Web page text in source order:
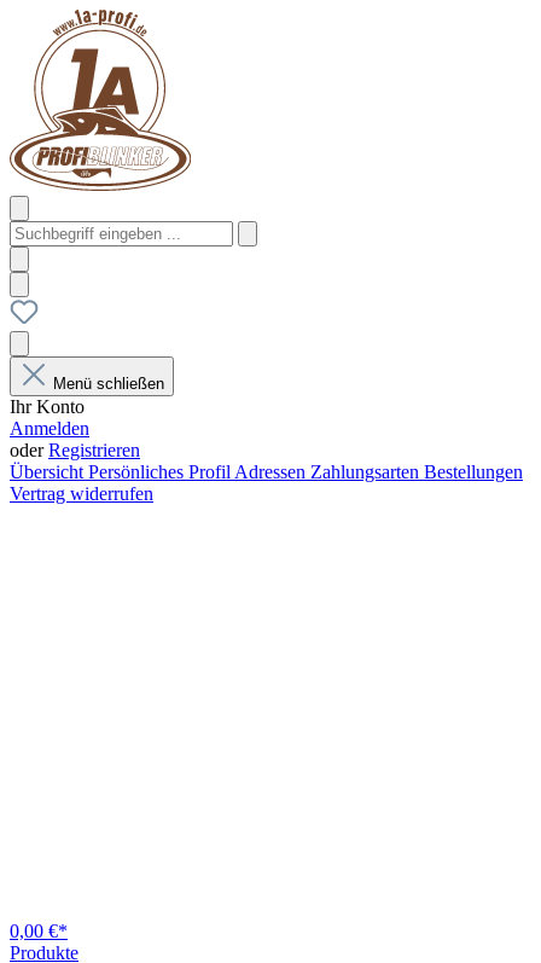
Menü schließen
Ihr Konto
Anmelden
oderRegistrieren
Übersicht Persönliches Profil Adressen Zahlungsarten Bestellungen
Vertrag widerrufen
0,00 €*
Produkte